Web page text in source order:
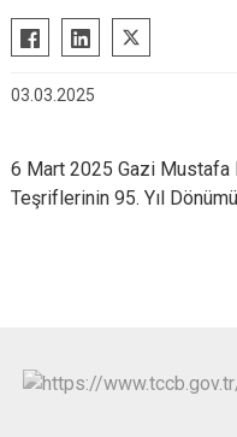
03.03.2025
6 Mart 2025 Gazi Mustafa
Teşriflerinin 95. Yıl